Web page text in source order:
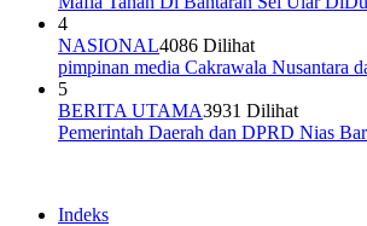
4
NASIONAL4086 Dilihat
pimpinan media Cakrawala Nusantara
5
BERITA UTAMA3931 Dilihat
Pemerintah Daerah dan DPRD Nias
Indeks